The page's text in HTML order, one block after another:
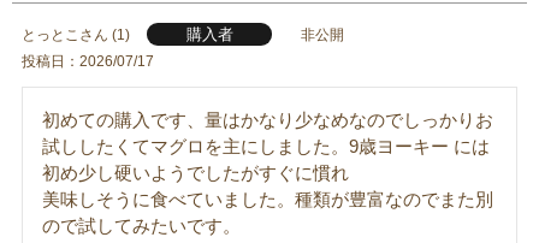
とっとこ 1 購入者
非公開
投稿日
2026/07/17
初めての購入です、量はかなり少なめなのでしっかりお
試ししたくてマグロを主にしました。9歳ヨーキー には
初め少し硬いようでしたがすぐに慣れ
美味しそうに食べていました。種類が豊富なのでまた別
ので試してみたいです。